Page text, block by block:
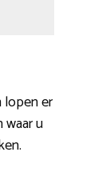
lopen er
waar u